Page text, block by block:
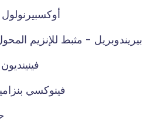
بيريندوبريل - مثبط للإنزيم
فينوكسي